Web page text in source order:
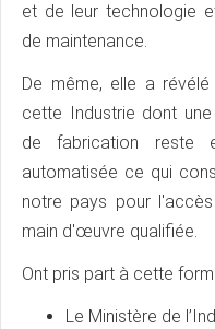
et de leur technologie
de maintenance.
De même, elle a
cette Industrie dont
de fabrication reste
automatisée ce qui
notre pays pour
main d'œuvre qualifiée.
Ont pris part à cette
Le Ministère de